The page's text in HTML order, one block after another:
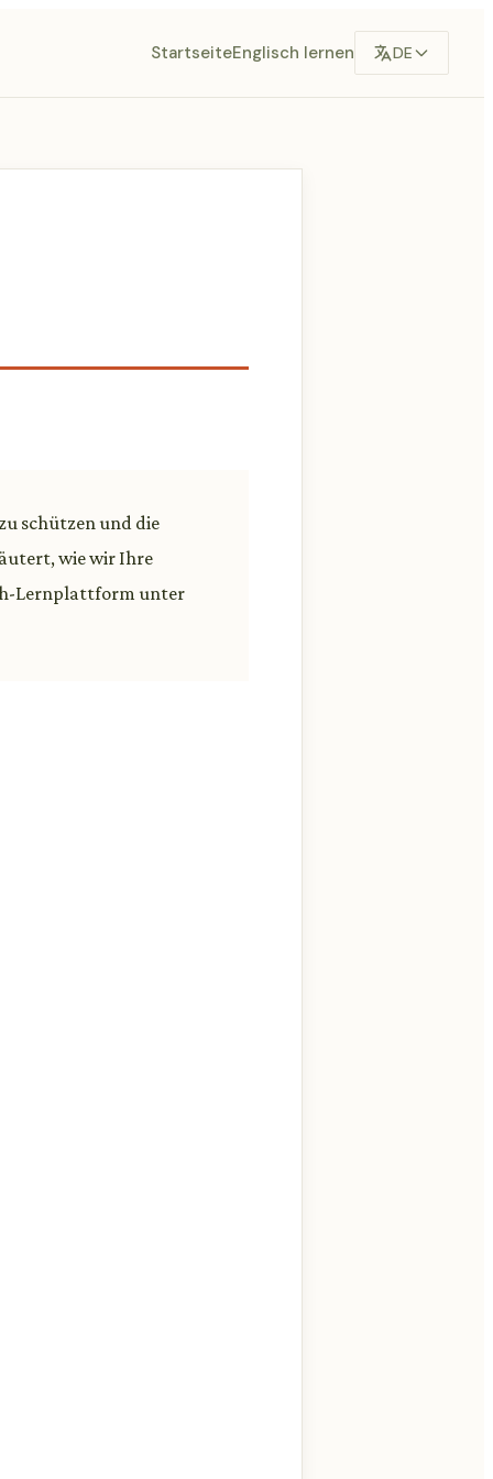
StartseiteEnglisch lernen DE
schützen und die
wie wir Ihre
Lernplattform unter